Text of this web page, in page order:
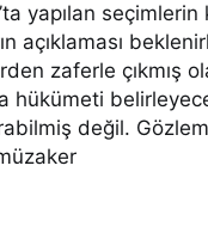
yapılan
açıklaması
zaferle çıkmış
hükümeti
değil.